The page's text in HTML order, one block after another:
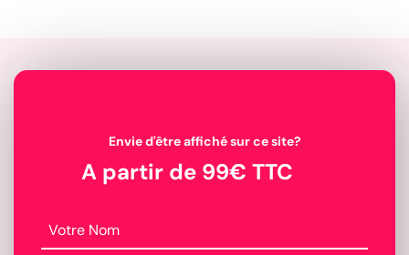
Envie d'être affiché sur ce site?
A partir de 99€ TTC